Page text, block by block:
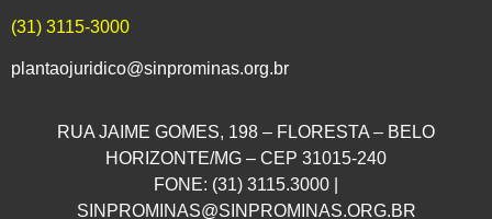
(31) 3115-3000
plantaojuridico@sinprominas.org.br
RUA JAIME GOMES, 198 – FLORESTA – BELO
HORIZONTE/MG – CEP 31015-240
FONE: (31) 3115.3000 |
SINPROMINAS@SINPROMINAS.ORG.BR